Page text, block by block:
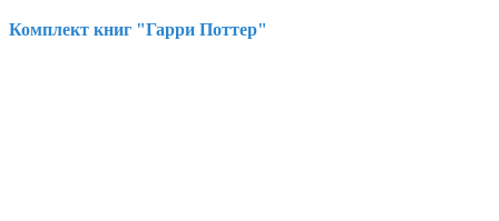
Комплект книг "Гарри Поттер"